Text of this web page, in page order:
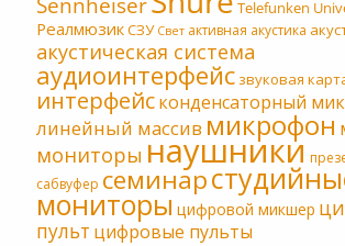
Sennheiser Telefunken
РеалмюзикСЗУ Свет активная акустика
акустическая система
аудиоинтерфейс звуковая
интерфейсконденсаторный
линейный массив микрофон
мониторы наушники
сабвуфер семинар
мониторы цифровой микшер
пульт цифровые пульты